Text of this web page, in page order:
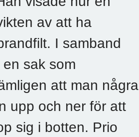
av att ha
I samband
sak som
att man några
upp och ner för att
sig i botten. Prio